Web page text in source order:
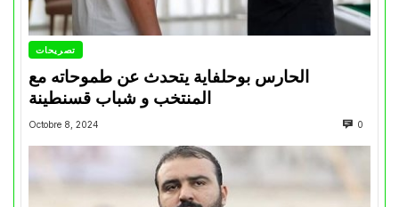
تصريحات
الحارس بوحلفاية يتحدث عن طموحاته مع
المنتخب و شباب قسنطينة
Octobre 8, 2024 0